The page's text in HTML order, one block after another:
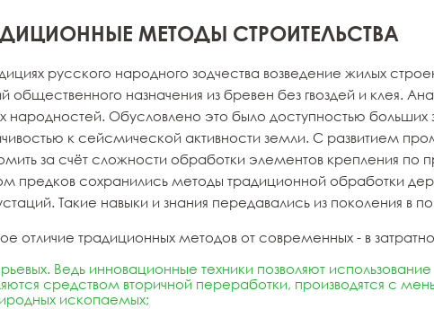
МЕТОДЫ СТРОИТЕЛЬСТВА
русского народного зодчества возведение жилых
общественного назначения из бревен без гвоздей и клея.
народностей. Обусловлено это было доступностью
к сейсмической активности земли. С развитием
за счёт сложности обработки элементов крепления по
предков сохранились методы традиционной обработки
Такие навыки и знания передавались из поколения в
отличие традиционных методов от современных - в
Ведь инновационные техники позволяют
средством вторичной переработки, производятся с
ископаемых;